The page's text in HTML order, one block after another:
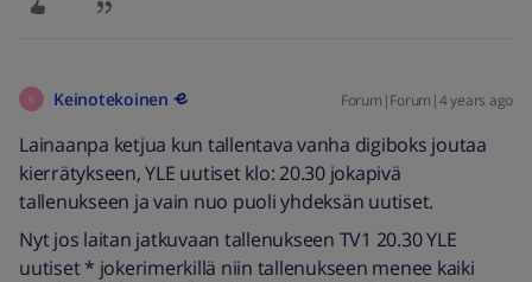
K Keinotekoinen Forum|Forum|4 years ago
Lainaanpa ketjua kun tallentava vanha digiboks joutaa
kierrätykseen, YLE uutiset klo: 20.30 jokapivä
tallenukseen ja vain nuo puoli yhdeksän uutiset.
Nyt jos laitan jatkuvaan tallenukseen TV1 20.30 YLE
uutiset * jokerimerkillä niin tallenukseen menee kaiki